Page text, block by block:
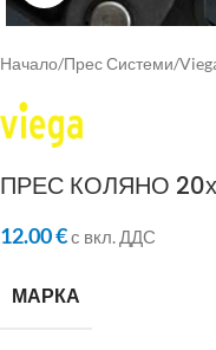
Начало/Прес Системи/
ПРЕС КОЛЯНО
12.00€с вкл. ДДС
МАРКА